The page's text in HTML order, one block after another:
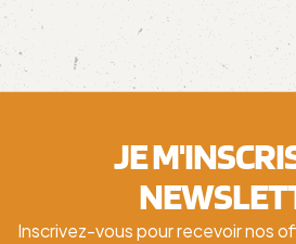
JE
Inscrivez-vous pour recevoir nos